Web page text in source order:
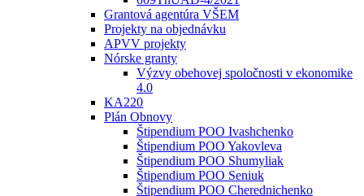
Grantová agentúra VŠEM
Projekty na objednávku
APVV projekty
Nórske granty
Výzvy obehovej spoločnosti v ekonomike
4.0
KA220
Plán Obnovy
Štipendium POO Ivashchenko
Štipendium POO Yakovleva
Štipendium POO Shumyliak
Štipendium POO Seniuk
Štipendium POO Cherednichenko